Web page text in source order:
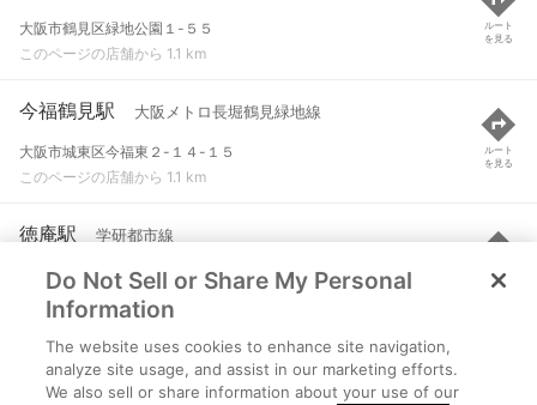
大阪市鶴見区緑地公園１-５５
このページの店舗から 1.1 km
ルート
を見る
今福鶴見駅 大阪メトロ長堀鶴見緑地線
大阪市城東区今福東２-１４-１５
このページの店舗から 1.1 km
ルート
を見る
徳庵駅 学研都市線
東大阪市稲田上野１
このページの店舗から 1.5 km
ルート
を見る
新森古市駅 大阪メトロ今里筋線
大阪市旭区
Do Not Sell or Share My Personal
Information
The website uses cookies to enhance site navigation,
analyze site usage, and assist in our marketing efforts.
We also sell or share information about your use of our